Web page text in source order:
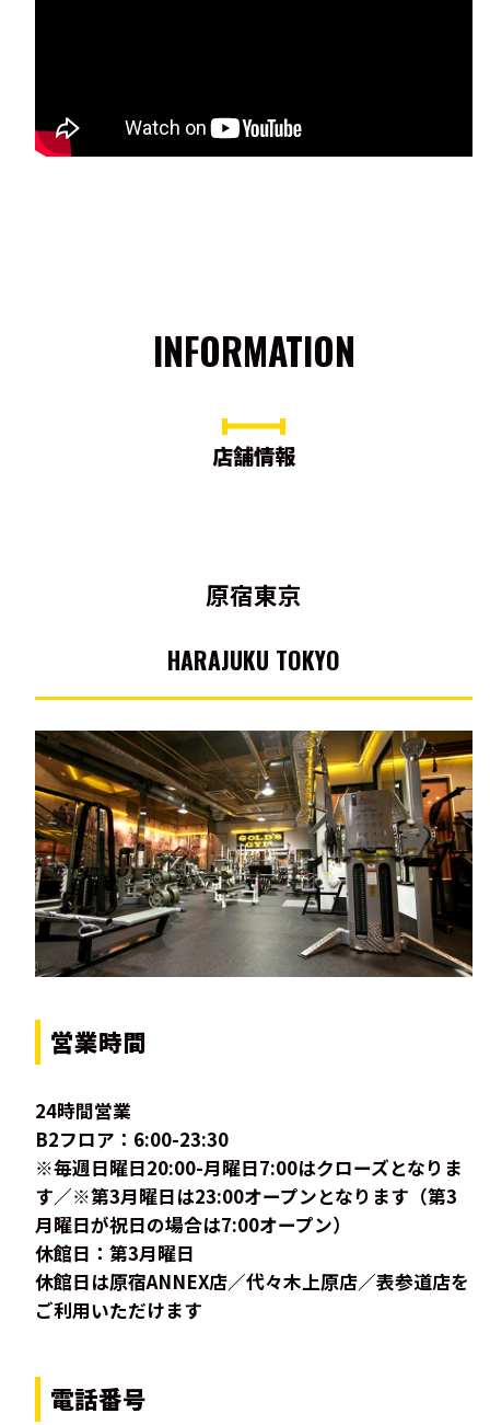
INFORMATION
店舗情報
原宿東京
HARAJUKU TOKYO
営業時間
24時間営業
B2フロア：6:00-23:30
※毎週日曜日20:00-月曜日7:00はクローズとなりま
す／※第3月曜日は23:00オープンとなります（第3
月曜日が祝日の場合は7:00オープン）
休館日：第3月曜日
休館日は原宿ANNEX店／代々木上原店／表参道店を
ご利用いただけます
電話番号